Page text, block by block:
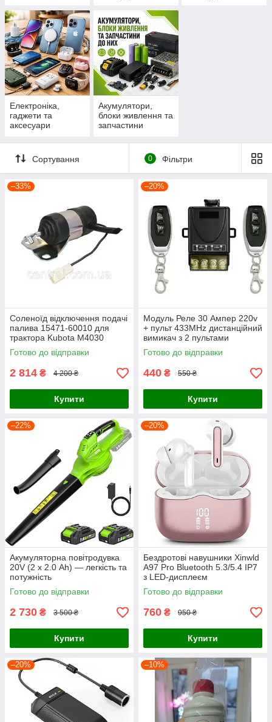
Електроніка,
гаджети та
аксесуари
Акумулятори,
блоки живлення та
запчастини
Сортування 0 Фільтри
–33%
Соленоїд відключення подачі
палива 15471-60010 для
трактора Kubota M4030
M4900 M4950 M5030 M5700
екскаватор KH-151 KH-191
Готово до відправки
2 814 ₴ 4 200 ₴
Купити
–20%
Модуль Реле 30 Ампер 220v
+ пульт 433MHz дистанційний
вимикач з 2 пультами
Готово до відправки
440 ₴ 550 ₴
Купити
–22%
Акумуляторна повітродувка
20V (2 х 2.0 Ah) — легкість та
потужність
Готово до відправки
2 730 ₴ 3 500 ₴
Купити
–20%
Бездротові навушники Xinwld
A97 Pro Bluetooth 5.3/5.4 IP7
з LED-дисплеєм
Готово до відправки
760 ₴ 950 ₴
Купити
–20% –10%